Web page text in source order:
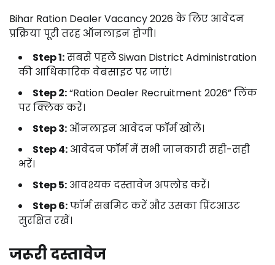
Bihar Ration Dealer Vacancy 2026 के लिए आवेदन
प्रक्रिया पूरी तरह ऑनलाइन होगी।
Step 1:सबसे पहले Siwan District Administration
की आधिकारिक वेबसाइट पर जाएं।
Step 2:“Ration Dealer Recruitment 2026” लिंक
पर क्लिक करें।
Step 3: ऑनलाइन आवेदन फॉर्म खोलें।
Step 4: आवेदन फॉर्म में सभी जानकारी सही-सही
भरें।
Step 5: आवश्यक दस्तावेज अपलोड करें।
Step 6:फॉर्म सबमिट करें और उसका प्रिंटआउट
सुरक्षित रखें।
जरूरी दस्तावेज